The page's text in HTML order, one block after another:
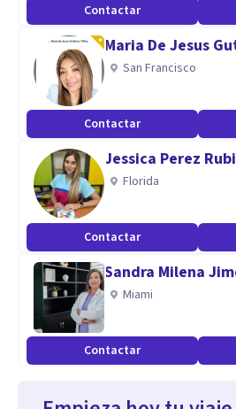
Contactar
Maria De Jesus
San Francisco
Contactar
Jessica Perez
Florida
Contactar
Sandra Milena
Miami
Contactar